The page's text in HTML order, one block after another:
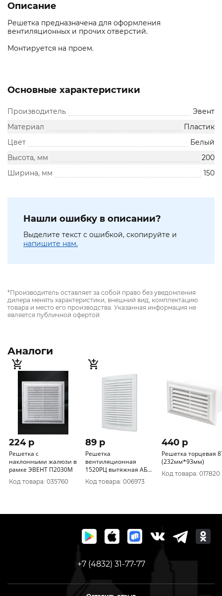
Описание
Решетка предназначена для оформления
вентиляционных и прочих отверстий.
Монтируется на проем.
Основные характеристики
Производитель
Эвент
Материал
Пластик
Цвет
Белый
Высота, мм
200
Ширина, мм
150
Нашли ошибку в описании?
Выделите текст с ошибкой, скопируйте и
напишите нам.
*Производитель оставляет за собой право без уведомления
дилера менять характеристики, внешний вид, комплектацию
товара и место его производства. Указанная информация не
является публичной офертой
Аналоги
224 p
Решетка с
наклонными жалюзи в
рамке ЭВЕНТ П2030М
Код товара: 035760
89 p
Решетка
вентиляционная
1520РЦ вытяжная АБС
150х200 ERA уп.70/1шт.
Код товара: 006973
440 p
Решетка торцевая
(232мм*93мм)
Код товара: 017820
+7 (4832) 31-77-77